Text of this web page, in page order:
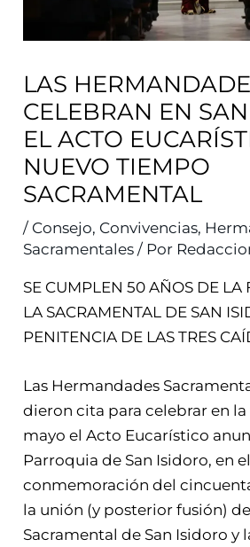
LAS
CELEBRAN EN
EL ACTO
NUEVO TIEMPO
SACRAMENTAL
/ Consejo, Convivencias,
Sacramentales / Por
SE CUMPLEN 50 AÑOS DE LA
LA SACRAMENTAL DE SAN
PENITENCIA DE LAS TRES
Las Hermandades
dieron cita para celebrar en
mayo el Acto Eucarístico
Parroquia de San Isidoro, en
conmemoración del
la unión (y posterior fusión)
Sacramental de San Isidoro y